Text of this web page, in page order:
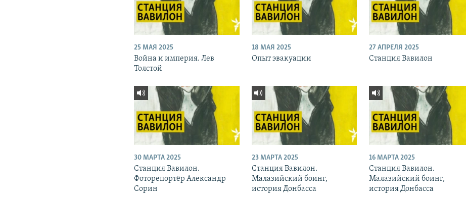
25 МАЯ 2025
Война и империя. Лев
Толстой
18 МАЯ 2025
Опыт эвакуации
27 АПРЕЛЯ 2025
Станция Вавилон
30 МАРТА 2025
Станция Вавилон.
Фоторепортёр Александр
Сорин
23 МАРТА 2025
Станция Вавилон.
Малазийский боинг,
история Донбасса
16 МАРТА 2025
Станция Вавилон.
Малазийский боинг,
история Донбасса